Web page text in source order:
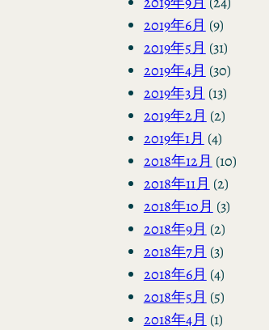
2019年6月 (9)
2019年5月 (31)
2019年4月 (30)
2019年3月 (13)
2019年2月 (2)
2019年1月 (4)
2018年12月 (10)
2018年11月 (2)
2018年10月 (3)
2018年9月 (2)
2018年7月 (3)
2018年6月 (4)
2018年5月 (5)
2018年4月 (1)